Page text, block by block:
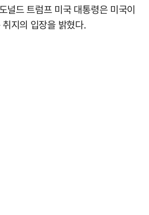
널드 트럼프 미국 대통령은 미국이
지의 입장을 밝혔다.